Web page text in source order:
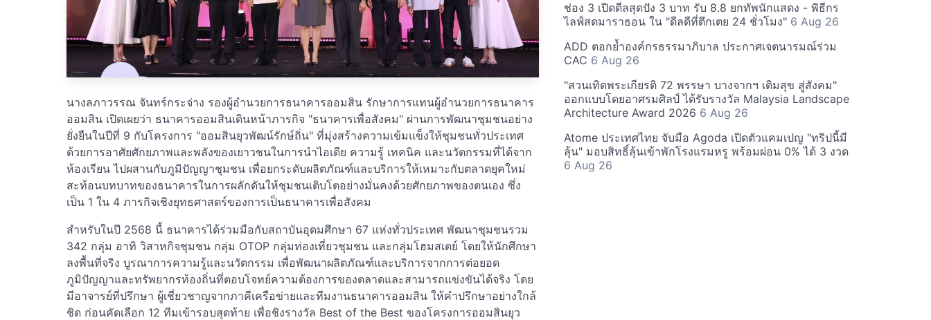
นางลภาวรรณ จันทร์กระจ่าง รองผู้อำนวยการธนาคารออมสิน รักษาการแทนผู้อำนวยการธนาคาร
ออมสิน เปิดเผยว่า ธนาคารออมสินเดินหน้าภารกิจ "ธนาคารเพื่อสังคม" ผ่านการพัฒนาชุมชนอย่าง
ยั่งยืนในปีที่ 9 กับโครงการ "ออมสินยุวพัฒน์รักษ์ถิ่น" ที่มุ่งสร้างความเข้มแข็งให้ชุมชนทั่วประเทศ
ด้วยการอาศัยศักยภาพและพลังของเยาวชนในการนำไอเดีย ความรู้ เทคนิค และนวัตกรรมที่ได้จาก
ห้องเรียน ไปผสานกับภูมิปัญญาชุมชน เพื่อยกระดับผลิตภัณฑ์และบริการให้เหมาะกับตลาดยุคใหม่
สะท้อนบทบาทของธนาคารในการผลักดันให้ชุมชนเติบโตอย่างมั่นคงด้วยศักยภาพของตนเอง ซึ่ง
เป็น 1 ใน 4 ภารกิจเชิงยุทธศาสตร์ของการเป็นธนาคารเพื่อสังคม
สำหรับในปี 2568 นี้ ธนาคารได้ร่วมมือกับสถาบันอุดมศึกษา 67 แห่งทั่วประเทศ พัฒนาชุมชนรวม
342 กลุ่ม อาทิ วิสาหกิจชุมชน กลุ่ม OTOP กลุ่มท่องเที่ยวชุมชน และกลุ่มโฮมสเตย์ โดยให้นักศึกษา
ลงพื้นที่จริง บูรณาการความรู้และนวัตกรรม เพื่อพัฒนาผลิตภัณฑ์และบริการจากการต่อยอด
ภูมิปัญญาและทรัพยากรท้องถิ่นที่ตอบโจทย์ความต้องการของตลาดและสามารถแข่งขันได้จริง โดย
มีอาจารย์ที่ปรึกษา ผู้เชี่ยวชาญจากภาคีเครือข่ายและทีมงานธนาคารออมสิน ให้คำปรึกษาอย่างใกล้
ชิด ก่อนคัดเลือก 12 ทีมเข้ารอบสุดท้าย เพื่อชิงรางวัล Best of the Best ของโครงการออมสินยุว
ช่อง 3 เปิดดีลสุดปัง 3 บาท รับ 8.8 ยกทัพนักแสดง - พิธีกร
ไลฟ์สดมาราธอน ใน "ดีลดีที่ตึกเตย 24 ชั่วโมง" 6 Aug 26
ADD ตอกย้ำองค์กรธรรมาภิบาล ประกาศเจตนารมณ์ร่วม
CAC 6 Aug 26
"สวนเทิดพระเกียรติ 72 พรรษา บางจากฯ เติมสุข สู่สังคม"
ออกแบบโดยอาศรมศิลป์ ได้รับรางวัล Malaysia Landscape
Architecture Award 2026 6 Aug 26
Atome ประเทศไทย จับมือ Agoda เปิดตัวแคมเปญ "ทริปนี้มี
ลุ้น" มอบสิทธิ์ลุ้นเข้าพักโรงแรมหรู พร้อมผ่อน 0% ได้ 3 งวด
6 Aug 26